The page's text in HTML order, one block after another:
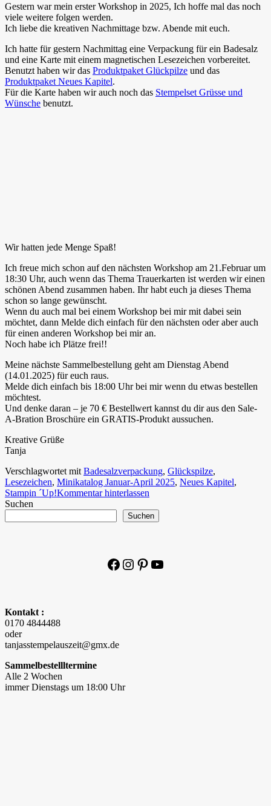
Gestern war mein erster Workshop in 2025, Ich hoffe mal das noch
viele weitere folgen werden.
Ich liebe die kreativen Nachmittage bzw. Abende mit euch.
Ich hatte für gestern Nachmittag eine Verpackung für ein Badesalz
und eine Karte mit einem magnetischen Lesezeichen vorbereitet.
Benutzt haben wir das Produktpaket Glückpilze und das
Produktpaket Neues Kapitel.
Für die Karte haben wir auch noch das Stempelset Grüsse und
Wünsche benutzt.
Wir hatten jede Menge Spaß!
Ich freue mich schon auf den nächsten Workshop am 21.Februar um
18:30 Uhr, auch wenn das Thema Trauerkarten ist werden wir einen
schönen Abend zusammen haben. Ihr habt euch ja dieses Thema
schon so lange gewünscht.
Wenn du auch mal bei einem Workshop bei mir mit dabei sein
möchtet, dann Melde dich einfach für den nächsten oder aber auch
für einen anderen Workshop bei mir an.
Noch habe ich Plätze frei!!
Meine nächste Sammelbestellung geht am Dienstag Abend
(14.01.2025) für euch raus.
Melde dich einfach bis 18:00 Uhr bei mir wenn du etwas bestellen
möchtest.
Und denke daran – je 70 € Bestellwert kannst du dir aus den Sale-
A-Bration Broschüre ein GRATIS-Produkt aussuchen.
Kreative Grüße
Tanja
Verschlagwortet mit Badesalzverpackung, Glückspilze,
Lesezeichen, Minikatalog Januar-April 2025, Neues Kapitel,
Stampin ´Up!Kommentar hinterlassen
Suchen
Suchen
Facebook
Instagram
Pinterest
YouTube
Kontakt :
0170 4844488
oder
tanjasstempelauszeit@gmx.de
Sammelbestellltermine
Alle 2 Wochen
immer Dienstags um 18:00 Uhr